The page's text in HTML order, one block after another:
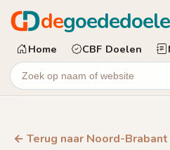
de
Home CBF Doelen
← Terug naar Noord-Brabant